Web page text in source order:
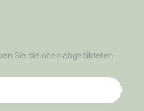
Sie die oben abgebildeten